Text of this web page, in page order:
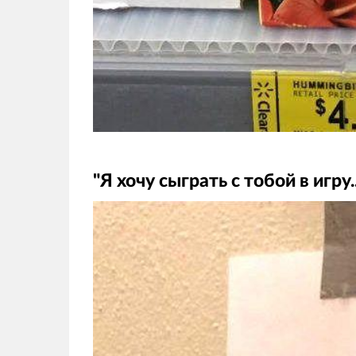
"Я хочу сыграть с тобой в